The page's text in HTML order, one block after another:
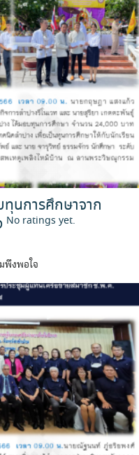
นการศึกษาจาก
No ratings yet.
พึงพอใจ